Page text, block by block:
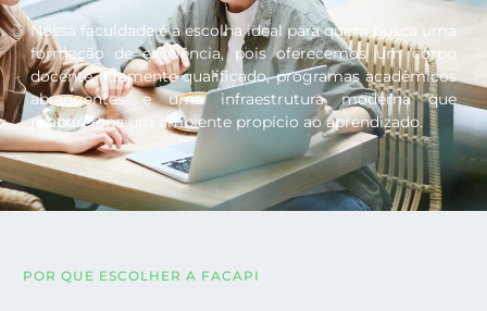
Nossa faculdade é a escolha ideal para quem busca uma
formação de excelência, pois oferecemos um corpo
docente altamente qualificado, programas acadêmicos
abrangentes e uma infraestrutura moderna que
proporciona um ambiente propício ao aprendizado.
POR QUE ESCOLHER A FACAPI